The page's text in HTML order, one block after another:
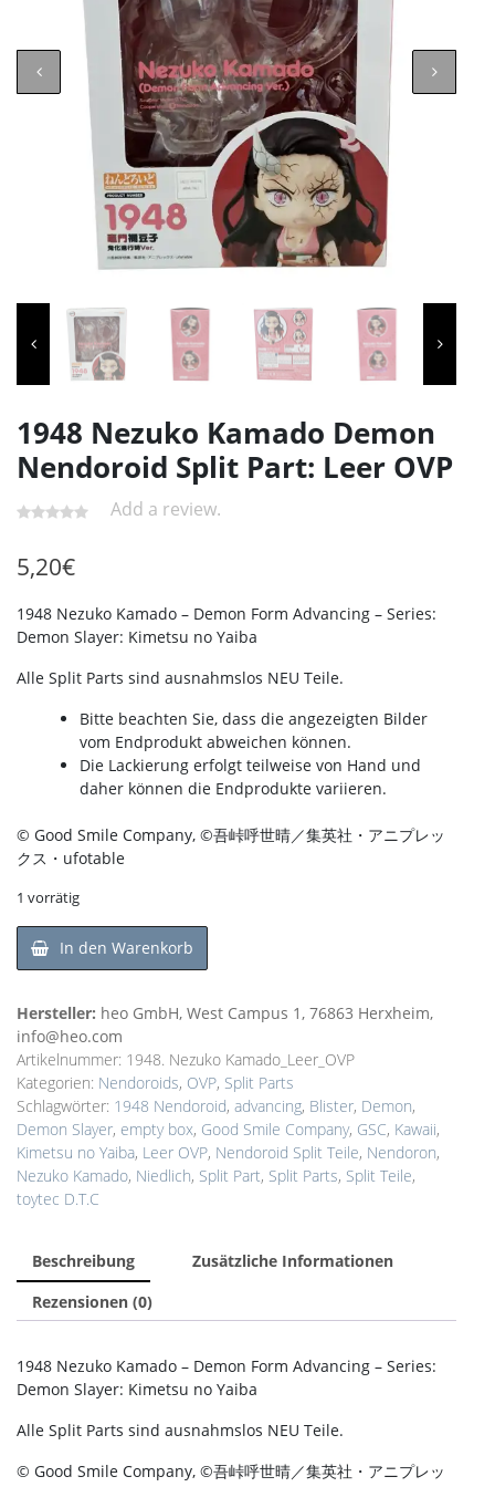
1948 Nezuko Kamado Demon
Nendoroid Split Part: Leer OVP
Add a review.
5,20€
1948 Nezuko Kamado – Demon Form Advancing – Series:
Demon Slayer: Kimetsu no Yaiba
Alle Split Parts sind ausnahmslos NEU Teile.
Bitte beachten Sie, dass die angezeigten Bilder
vom Endprodukt abweichen können.
Die Lackierung erfolgt teilweise von Hand und
daher können die Endprodukte variieren.
© Good Smile Company, ©吾峠呼世晴／集英社・アニプレッ
クス・ufotable
1 vorrätig
In den Warenkorb
Hersteller: heo GmbH, West Campus 1, 76863 Herxheim,
info@heo.com
Artikelnummer: 1948. Nezuko Kamado_Leer_OVP
Kategorien: Nendoroids, OVP, Split Parts
Schlagwörter: 1948 Nendoroid, advancing, Blister, Demon,
Demon Slayer, empty box, Good Smile Company, GSC, Kawaii,
Kimetsu no Yaiba, Leer OVP, Nendoroid Split Teile, Nendoron,
Nezuko Kamado, Niedlich, Split Part, Split Parts, Split Teile,
toytec D.T.C
Beschreibung
Zusätzliche Informationen
Rezensionen (0)
1948 Nezuko Kamado – Demon Form Advancing – Series:
Demon Slayer: Kimetsu no Yaiba
Alle Split Parts sind ausnahmslos NEU Teile.
© Good Smile Company, ©吾峠呼世晴／集英社・アニプレッ